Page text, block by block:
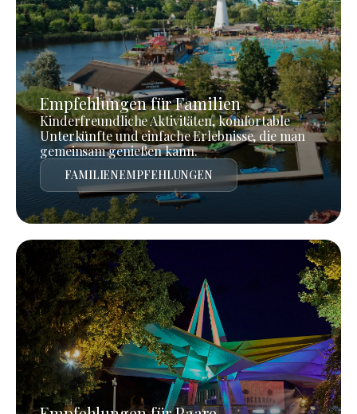
Empfehlungen für Familien
Kinderfreundliche Aktivitäten, komfortable
Unterkünfte und einfache Erlebnisse, die man
gemeinsam genießen kann.
FAMILIENEMPFEHLUNGEN